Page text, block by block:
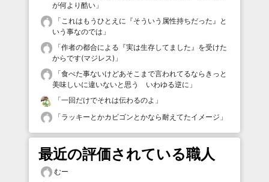
が何より酷い 」
「これはもうひとえに『そういう属性持ちだった』と
いう事なのでは 」
「作者の都合による『実は生存してました』を受けた
からです(マジレス) 」
「食べた事ないけどあそこまで言われてるならきっと
美味しいに違いないと思う いわゆる逆に 」
「一回だけでそれは伝わるのよ 」
「ラッキーとかカビゴンとかなら耐えてたイメージ 」
最近の評価されている職人
むー